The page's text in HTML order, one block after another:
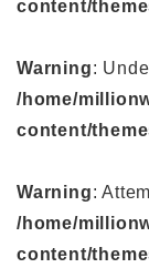
content/
Warning:
/home/
content/
Warning:
/home/
content/